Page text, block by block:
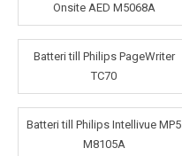
Onsite AED M5068A
Batteri till Philips PageWriter
TC70
Batteri till Philips Intellivue MP5
M8105A